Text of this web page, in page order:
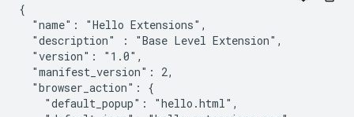
{
  "name": "Hello Extensions",
  "description" : "Base Level Extension",
  "version": "1.0",
  "manifest_version": 2,
  "browser_action": {
    "default_popup": "hello.html",